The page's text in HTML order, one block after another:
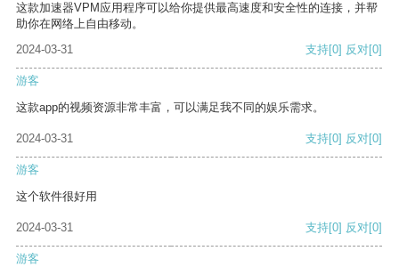
这款加速器VPM应用程序可以给你提供最高速度和安全性的连接，并帮
助你在网络上自由移动。
2024-03-31
支持[0] 反对[0]
游客
这款app的视频资源非常丰富，可以满足我不同的娱乐需求。
2024-03-31 支持[0] 反对[0]
游客
这个软件很好用
2024-03-31 支持[0] 反对[0]
游客